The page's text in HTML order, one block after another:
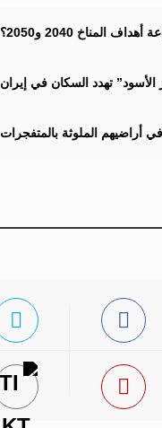
2040 و2050؟
تهدد السكان في إيران
أراضيهم الملوثة بالمتفجرات